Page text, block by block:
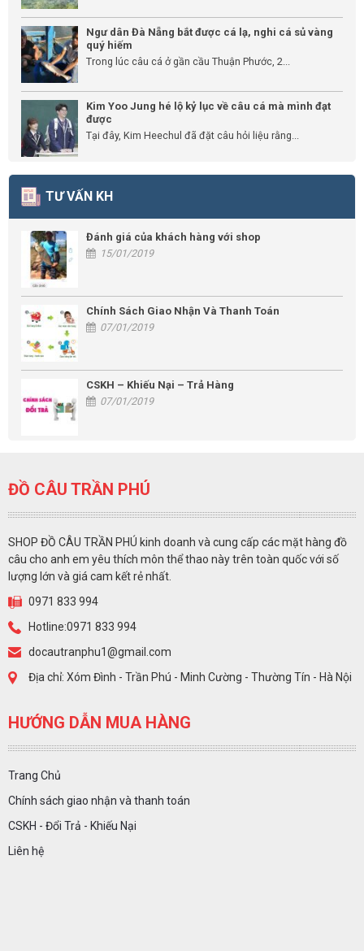
Ngư dân Đà Nẵng bắt được cá lạ, nghi cá sủ vàng
quý hiếm
Trong lúc câu cá ở gần cầu Thuận Phước, 2...
Kim Yoo Jung hé lộ kỷ lục về câu cá mà mình đạt
được
Tại đây, Kim Heechul đã đặt câu hỏi liệu rằng...
TƯ VẤN KH
Đánh giá của khách hàng với shop
15/01/2019
Chính Sách Giao Nhận Và Thanh Toán
07/01/2019
CSKH – Khiếu Nại – Trả Hàng
07/01/2019
ĐỒ CÂU TRẦN PHÚ
SHOP ĐỒ CÂU TRẦN PHÚ kinh doanh và cung cấp các mặt hàng đồ
câu cho anh em yêu thích môn thể thao này trên toàn quốc với số
lượng lớn và giá cam kết rẻ nhất.
0971 833 994
Hotline:0971 833 994
docautranphu1@gmail.com
Địa chỉ: Xóm Đình - Trần Phú - Minh Cường - Thường Tín - Hà Nội
HƯỚNG DẪN MUA HÀNG
Trang Chủ
Chính sách giao nhận và thanh toán
CSKH - Đổi Trả - Khiếu Nại
Liên hệ